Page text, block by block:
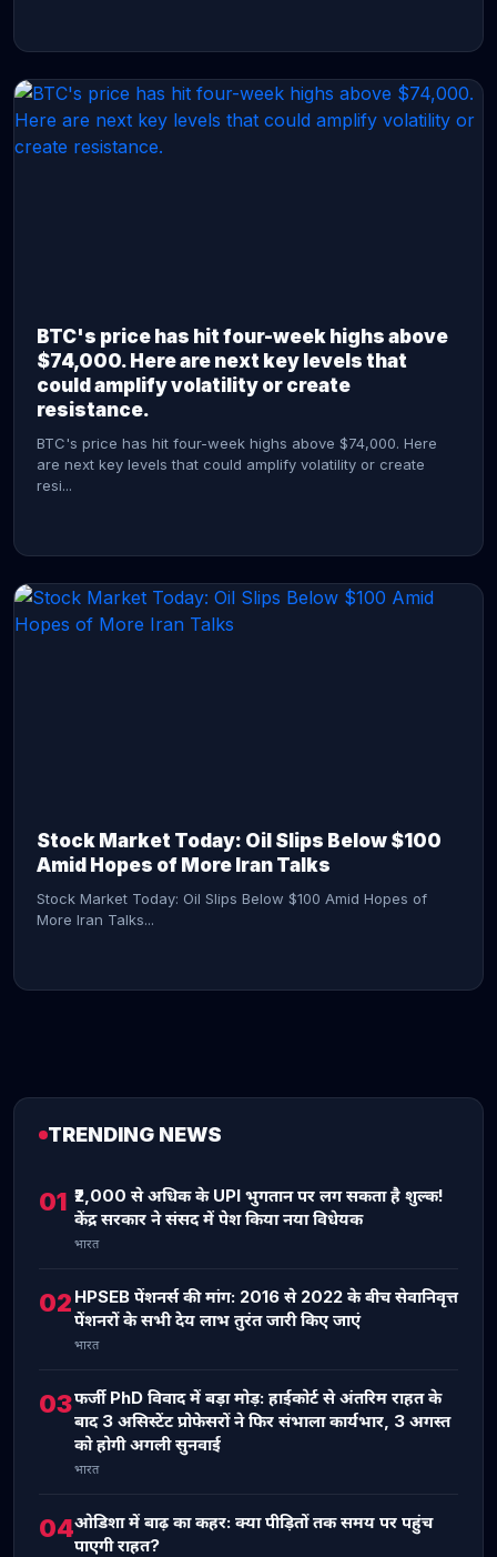
BTC's price has hit four-week highs above
$74,000. Here are next key levels that
could amplify volatility or create
resistance.
BTC's price has hit four-week highs above $74,000. Here
are next key levels that could amplify volatility or create
resi...
Stock Market Today: Oil Slips Below $100
Amid Hopes of More Iran Talks
Stock Market Today: Oil Slips Below $100 Amid Hopes of
More Iran Talks...
TRENDING NEWS
01 ₹2,000 से अधिक के UPI भुगतान पर लग सकता है शुल्क!
केंद्र सरकार ने संसद में पेश किया नया विधेयक
भारत
02 HPSEB पेंशनर्स की मांग: 2016 से 2022 के बीच सेवानिवृत्त
पेंशनरों के सभी देय लाभ तुरंत जारी किए जाएं
भारत
03फर्जी PhD विवाद में बड़ा मोड़: हाईकोर्ट से अंतरिम राहत के
बाद 3 असिस्टेंट प्रोफेसरों ने फिर संभाला कार्यभार, 3 अगस्त
को होगी अगली सुनवाई
भारत
04ओडिशा में बाढ़ का कहर: क्या पीड़ितों तक समय पर पहुंच
पाएगी राहत?